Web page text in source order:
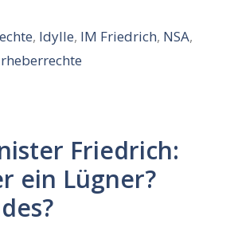
, Idylle, IM Friedrich, NSA,
Friedrich:
ein Lügner?